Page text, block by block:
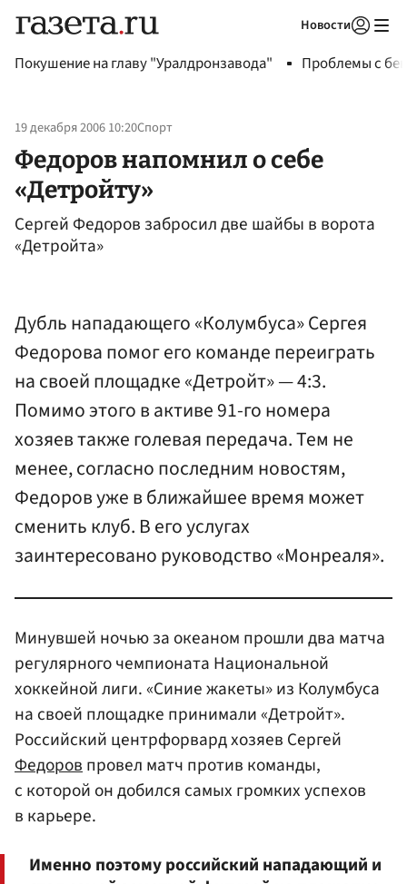
Новости
Покушение на главу "Уралдронзавода" Проблемы с
19 декабря 2006 10:20Спорт
Федоров напомнил о себе
«Детройту»
Сергей Федоров забросил две шайбы в ворота
«Детройта»
Дубль нападающего «Колумбуса» Сергея
Федорова помог его команде переиграть
на своей площадке «Детройт» — 4:3.
Помимо этого в активе 91-го номера
хозяев также голевая передача. Тем не
менее, согласно последним новостям,
Федоров уже в ближайшее время может
сменить клуб. В его услугах
заинтересовано руководство «Монреаля».
Минувшей ночью за океаном прошли два матча
регулярного чемпионата Национальной
хоккейной лиги. «Синие жакеты» из Колумбуса
на своей площадке принимали «Детройт».
Российский центрфорвард хозяев Сергей
Федоров провел матч против команды,
с которой он добился самых громких успехов
в карьере.
Именно поэтому российский нападающий и